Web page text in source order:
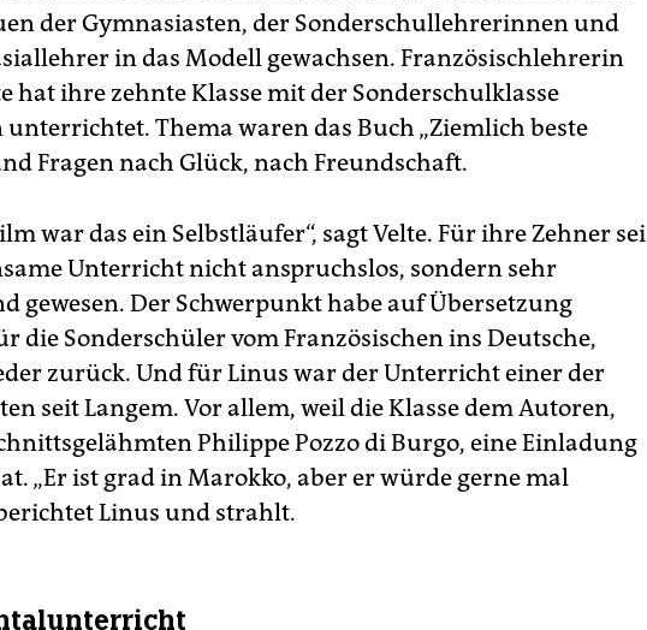
der Gymnasiasten, der Sonderschullehrerinnen und
in das Modell gewachsen. Französischlehrerin
hat ihre zehnte Klasse mit der Sonderschulklasse
unterrichtet. Thema waren das Buch „Ziemlich beste
Fragen nach Glück, nach Freundschaft.
war das ein Selbstläufer“, sagt Velte. Für ihre Zehner sei
Unterricht nicht anspruchslos, sondern sehr
gewesen. Der Schwerpunkt habe auf Übersetzung
die Sonderschüler vom Französischen ins Deutsche,
zurück. Und für Linus war der Unterricht einer der
seit Langem. Vor allem, weil die Klasse dem Autoren,
Philippe Pozzo di Burgo, eine Einladung
„Er ist grad in Marokko, aber er würde gerne mal
Linus und strahlt.